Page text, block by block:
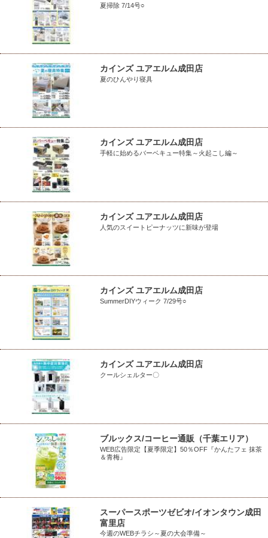
夏掃除 7/14号○
カインズ ユアエルム成田店
夏のひんやり寝具
カインズ ユアエルム成田店
手軽に始めるバーベキュー特集～火起こし編～
カインズ ユアエルム成田店
人気のスイートピーナッツに新味が登場
カインズ ユアエルム成田店
SummerDIYウィーク 7/29号○
カインズ ユアエルム成田店
クールシェルター〇
ブルックス/コーヒー通販（千葉エリア）
WEB広告限定【夏季限定】50％OFF『かんたフェ 抹茶
＆青梅』
スーパースポーツゼビオ/イオンタウン成田
富里店
今週のWEBチラシ～夏の大会準備～